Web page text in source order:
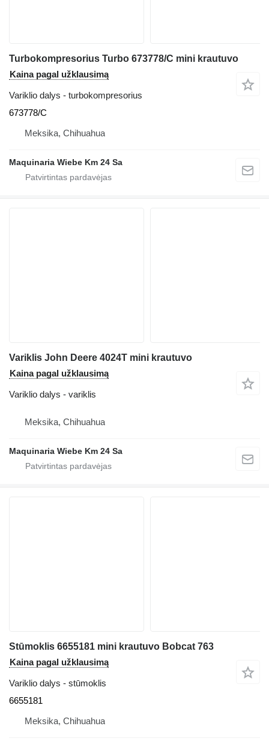
Turbokompresorius Turbo 673778/C mini krautuvo
Kaina pagal užklausimą
Variklio dalys - turbokompresorius
673778/C
Meksika, Chihuahua
Maquinaria Wiebe Km 24 Sa
Variklis John Deere 4024T mini krautuvo
Kaina pagal užklausimą
Variklio dalys - variklis
Meksika, Chihuahua
Maquinaria Wiebe Km 24 Sa
Stūmoklis 6655181 mini krautuvo Bobcat 763
Kaina pagal užklausimą
Variklio dalys - stūmoklis
6655181
Meksika, Chihuahua